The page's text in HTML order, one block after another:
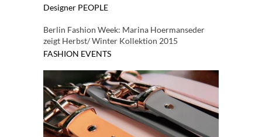
Designer PEOPLE
Berlin Fashion Week: Marina Hoermanseder
zeigt Herbst/ Winter Kollektion 2015
FASHION EVENTS